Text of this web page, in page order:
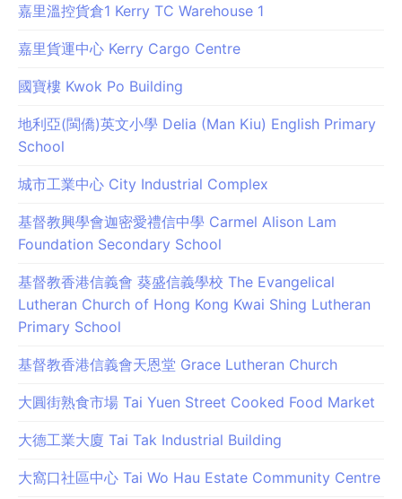
嘉里溫控貨倉1 Kerry TC Warehouse 1
嘉里貨運中心 Kerry Cargo Centre
國寶樓 Kwok Po Building
地利亞(閩僑)英文小學 Delia (Man Kiu) English Primary
School
城市工業中心 City Industrial Complex
基督教興學會迦密愛禮信中學 Carmel Alison Lam
Foundation Secondary School
基督教香港信義會 葵盛信義學校 The Evangelical
Lutheran Church of Hong Kong Kwai Shing Lutheran
Primary School
基督教香港信義會天恩堂 Grace Lutheran Church
大圓街熟食市場 Tai Yuen Street Cooked Food Market
大德工業大廈 Tai Tak Industrial Building
大窩口社區中心 Tai Wo Hau Estate Community Centre